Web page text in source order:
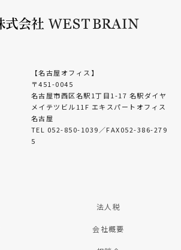
【名古屋オフィス】
〒451-0045
名古屋市西区名駅1丁目1-17 名駅ダイヤ
メイテツビル11F エキスパートオフィス
名古屋
TEL 052-850-1039／FAX052-386-279
5
法人税
会社概要